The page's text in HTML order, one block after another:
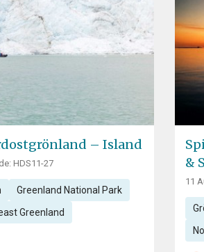
– Island
HDS11-27
Greenland National Park
Greenland
&
11